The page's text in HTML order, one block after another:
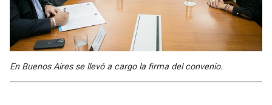
En Buenos Aires se llevó a cargo la firma del convenio.